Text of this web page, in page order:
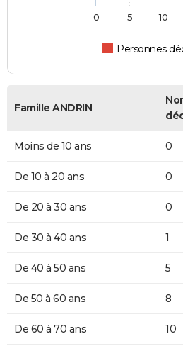
Personnes
0 5 10
Famille ANDRIN
Moins de 10 ans 0
De 10 à 20 ans 0
De 20 à 30 ans 0
De 30 à 40 ans 1
De 40 à 50 ans 5
De 50 à 60 ans 8
De 60 à 70 ans 10